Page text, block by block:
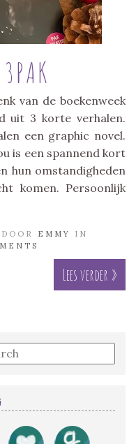
van de boekenweek
uit 3 korte verhalen.
een graphic novel.
is een spannend kort
hun omstandigheden
komen. Persoonlijk
EMMY
IN
Lees verder »